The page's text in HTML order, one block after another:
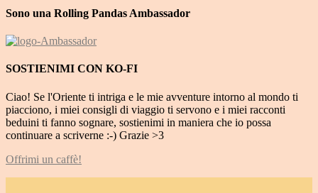
Sono una Rolling Pandas Ambassador
SOSTIENIMI CON KO-FI
Ciao! Se l'Oriente ti intriga e le mie avventure intorno al mondo ti
piacciono, i miei consigli di viaggio ti servono e i miei racconti
beduini ti fanno sognare, sostienimi in maniera che io possa
continuare a scriverne :-) Grazie >3
Offrimi un caffè!